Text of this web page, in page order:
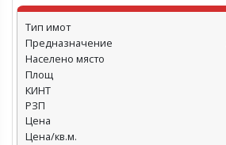
Тип имот
Предназначение
Населено място
Площ
КИНТ
РЗП
Цена
Цена/кв.м.